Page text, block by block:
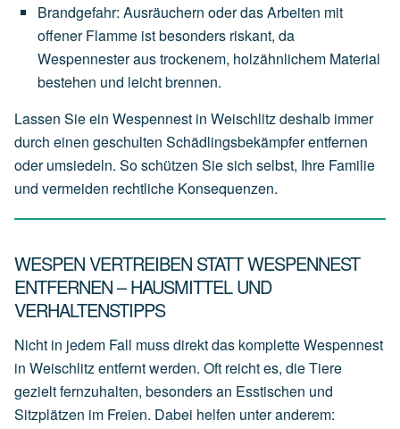
Brandgefahr: Ausräuchern oderdasArbeiten mit
offener Flamme istbesonders riskant, da
Wespennesteraustrockenem, holzähnlichem Material
bestehen und leichtbrennen.
Lassen Sie ein Wespennest in Weischlitz deshalb immer
durch einen geschulten Schädlingsbekämpfer entfernen
oder umsiedeln. So schützen Sie sich selbst, Ihre Familie
und vermeiden rechtliche Konsequenzen.
WESPEN VERTREIBEN STATT WESPENNEST
ENTFERNEN – HAUSMITTEL UND
VERHALTENSTIPPS
Nicht in jedem Fall muss direkt das komplette Wespennest
in Weischlitz entfernt werden. Oft reicht es, die Tiere
gezielt fernzuhalten, besonders an Esstischen und
Sitzplätzen im Freien. Dabei helfen unter anderem: